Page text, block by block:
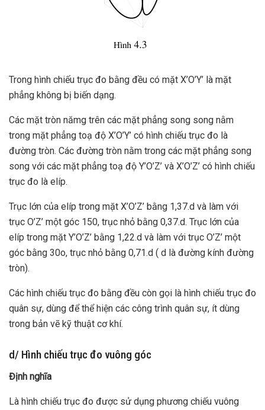
Trong hình chiếu trục đo bằng đều có mặt X’O’Y’ là mặt
phẳng không bị biến dạng.
Các mặt tròn nămg trên các mặt phẳng song song nằm
trong mặt phẳng toạ độ X’O’Y’ có hình chiếu trục đo là
đường tròn. Các đường tròn nằm trong các mặt phẳng song
song với các mặt phẳng toạ độ Y’O’Z’ và X’O’Z’ có hình chiếu
trục đo là elíp.
Trục lớn của elíp trong mặt X’O’Z’ bằng 1,37.d và làm với
trục O’Z’ một góc 150, trục nhỏ bằng 0,37.d. Trục lớn của
elíp trong mặt Y’O’Z’ bằng 1,22.d và làm với trục O’Z’ một
góc bằng 30o, trục nhỏ bằng 0,71.d ( d là đường kính đường
tròn).
Các hình chiếu trục đo bằng đều còn gọi là hình chiếu trục đo
quân sự, dùng để thể hiện các công trình quân sự, ít dùng
trong bản vẽ kỹ thuật cơ khí.
d/ Hình chiếu trục đo vuông góc
Định nghĩa
Là hình chiếu trục đo được sử dụng phương chiếu vuông